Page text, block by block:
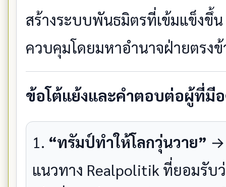
สร้างระบบพันธมิตรที่เข้มแข็งขึ้
ควบคุมโดยมหาอำนาจฝ่ายตรง
ข้อโต้แย้งและคำตอบต่อผู้ที่มี
1. “ทรัมป์ทำให้โลกวุ่นวาย” →
แนวทาง Realpolitik ที่ยอมรับ